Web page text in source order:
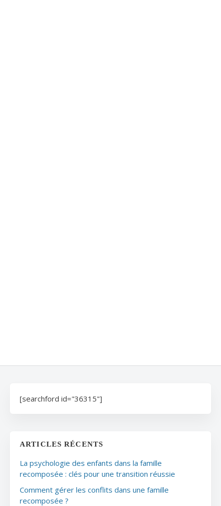
[searchford id="36315"]
ARTICLES RÉCENTS
La psychologie des enfants dans la famille
recomposée : clés pour une transition réussie
Comment gérer les conflits dans une famille
recomposée ?